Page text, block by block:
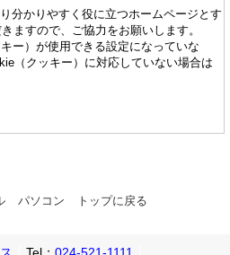
分かりやすく役に立つホームページとす
ますので、ご協力をお願いします。
ー）が使用できる設定になっていな
（クッキー）に対応していない場合は
パソコン トップに戻る